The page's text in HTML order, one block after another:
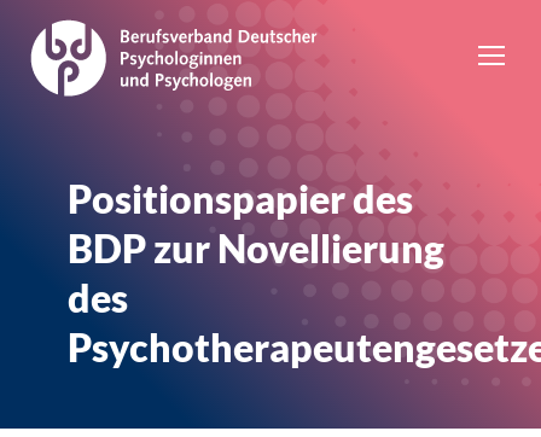
Positionspapier des
BDP zur Novellierung
des